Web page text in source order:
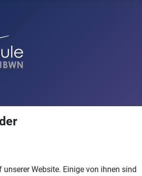
Website. Einige von ihnen sind